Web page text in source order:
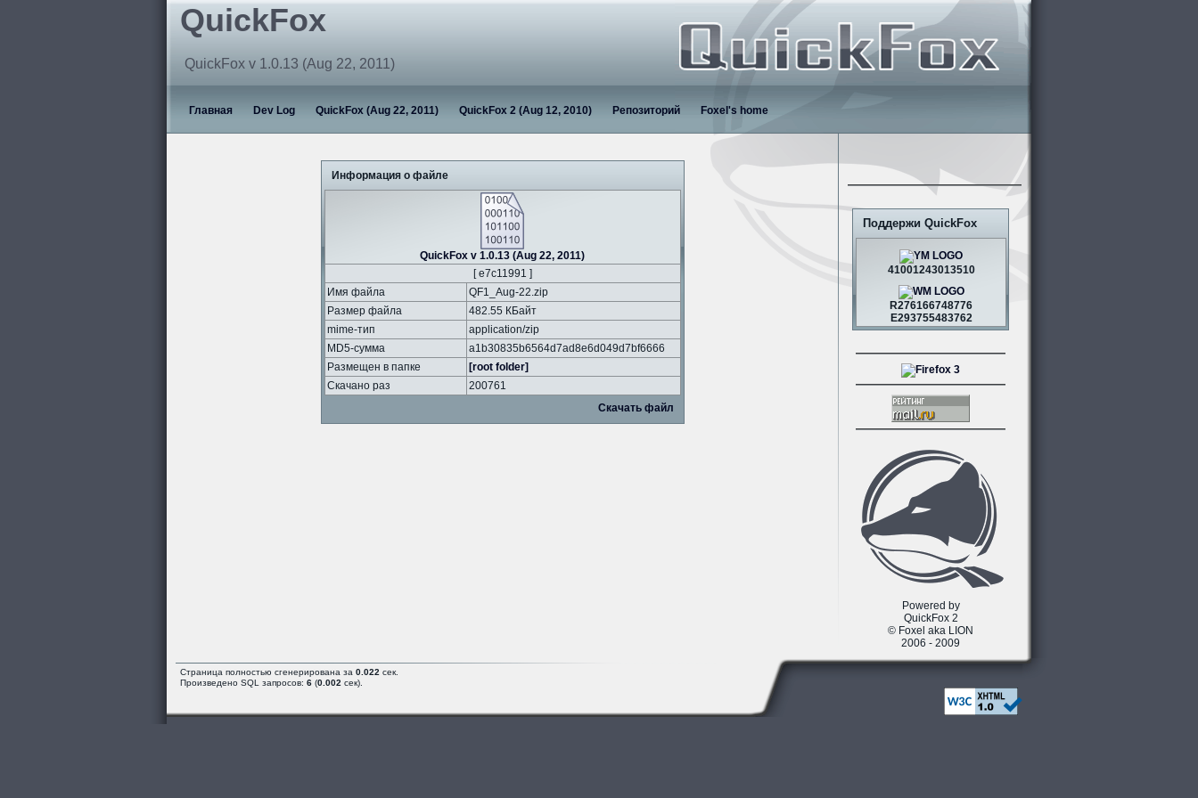
QuickFox
QuickFox v 1.0.13 (Aug 22, 2011)
Главная Dev Log QuickFox (Aug 22, 2011) QuickFox 2 (Aug 12, 2010) Репозиторий Foxel's home
Информация о файле
QuickFox v 1.0.13 (Aug 22, 2011)
[ e7c11991 ]
Имя файла
QF1_Aug-22.zip
Размер файла
482.55 КБайт
mime-тип
application/zip
MD5-сумма
a1b30835b6564d7ad8e6d049d7bf6666
Размещен в папке
[root folder]
Скачано раз
200761
Скачать файл
Поддержи QuickFox
41001243013510
R276166748776
E293755483762
Powered by
QuickFox 2
© Foxel aka LION
2006 - 2009
Страница полностью сгенерирована за 0.022 сек.
Произведено SQL запросов: 6 (0.002 сек).